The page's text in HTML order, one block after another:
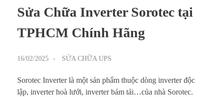
Sửa Chữa Inverter Sorotec tại
TPHCM Chính Hãng
16/02/2025 SỬA CHỮA UPS
Sorotec Inverter là một sản phẩm thuộc dòng inverter độc
lập, inverter hoà lưới, inverter bám tải…của nhà Sorotec.